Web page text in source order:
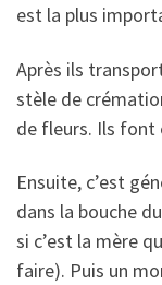
est la plus
Après ils
stèle de
de fleurs. Ils font
Ensuite, c’est
dans la bouche
si c’est la mère
faire). Puis un